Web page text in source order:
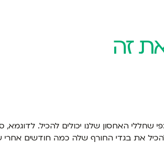
זה
שחללי האחסון שלנו יכולים להכיל.
את בגדי החורף שלה כמה חודשים